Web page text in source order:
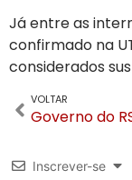
Já entre as
confirmado na
considerados
VOLTAR
Inscrever-se